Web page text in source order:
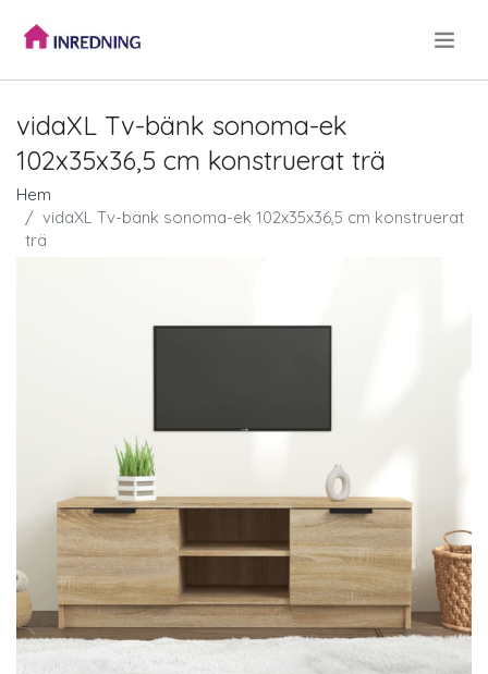
vidaXL Tv-bänk sonoma-ek
102x35x36,5 cm konstruerat trä
Hem
vidaXL Tv-bänk sonoma-ek 102x35x36,5 cm konstruerat
trä